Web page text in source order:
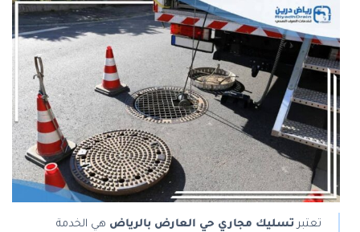
تعتبر تسليك مجاري حي العارض بالرياض هي الخدمة